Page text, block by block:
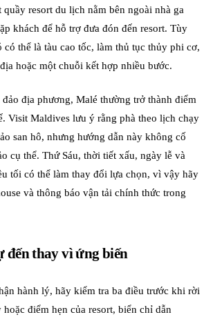
resort du lịch nằm bên ngoài nhà ga
khách để hỗ trợ đưa đón đến resort. Tùy
thể là tàu cao tốc, làm thủ tục thủy phi cơ,
hoặc một chuỗi kết hợp nhiều bước.
địa phương, Malé thường trở thành điểm
Visit Maldives lưu ý rằng phà theo lịch chạy
san hô, nhưng hướng dẫn này không cố
cụ thể. Thứ Sáu, thời tiết xấu, ngày lễ và
tối có thể làm thay đổi lựa chọn, vì vậy hãy
và thông báo vận tải chính thức trong
thay vì ứng biến
hành lý, hãy kiểm tra ba điều trước khi rời
điểm hẹn của resort, biển chỉ dẫn